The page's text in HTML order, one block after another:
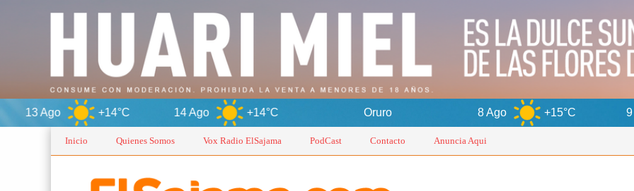
+14°C 14 Ago +14°C +15°C 9 Ago
Inicio Quienes Somos Vox Radio ElSajama PodCast Contacto Anuncia Aqui